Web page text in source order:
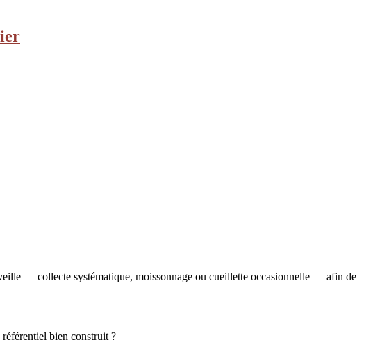
— collecte systématique, moissonnage ou cueillette occasionnelle — afin de
bien construit ?